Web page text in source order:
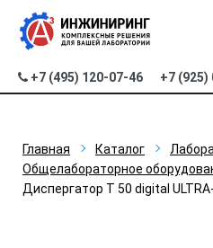
+7 (495) 120-07-46 +7 (925)
Главная Каталог
Общелабораторное
Диспергатор T 50 digital